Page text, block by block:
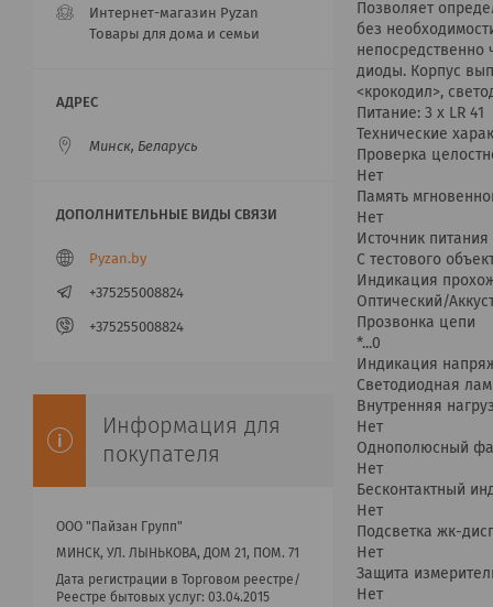
Позволяет
без
непосредственно
диоды. Корпус
<крокодил>,
Питание: 3 х LR 41
Технические
Проверка
Нет
Память
Нет
Источник питания
С тестового
Индикация
Оптический/
Прозвонка цепи
*...0
Индикация
Светодиодная
Внутренняя
Нет
Однополюсный
Нет
Бесконтактный
Нет
Подсветка жк-
Нет
Защита
Нет
Интернет-магазин Pyzan
Товары для дома и семьи
Минск, Беларусь
Pyzan.by
+375255008824
+375255008824
Информация для
покупателя
ООО "Пайзан Групп"
МИНСК, УЛ. ЛЫНЬКОВА, ДОМ 21, ПОМ. 71
Дата регистрации в Торговом реестре/
Реестре бытовых услуг: 03.04.2015